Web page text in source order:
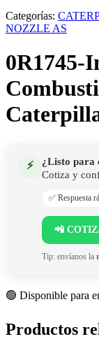
Categorías:
NOZZLE AS
0R1745-
⚡
¿Listo para
Cotiza y
✅ Respuesta
📲
Tip: envíanos la
🟢 Disponible para
Productos